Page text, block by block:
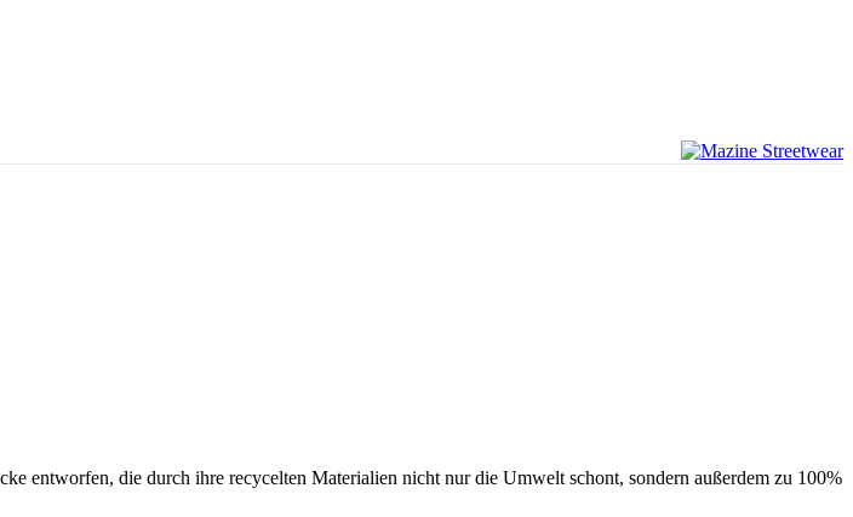
entworfen, die durch ihre recycelten Materialien nicht nur die Umwelt schont, sondern außerdem zu 100%